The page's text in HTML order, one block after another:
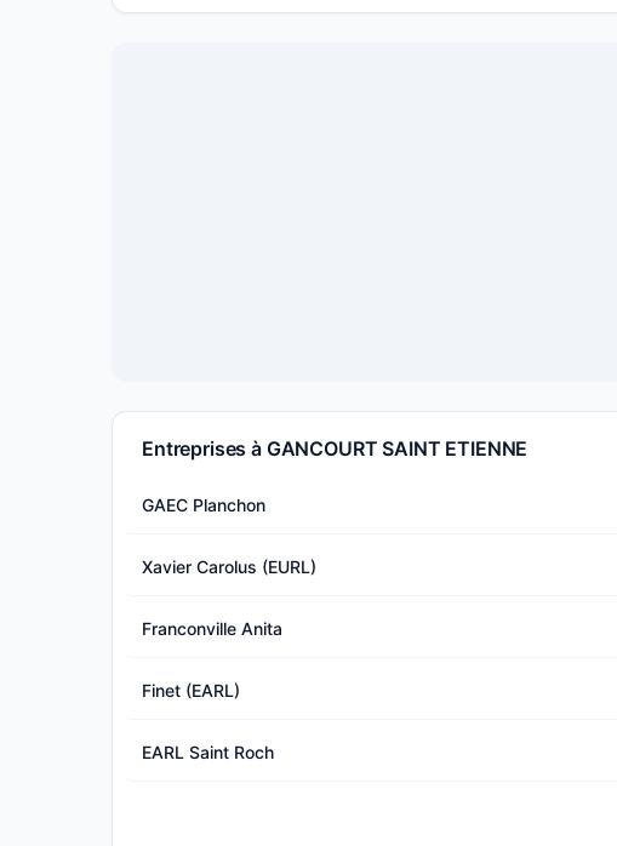
Entreprises à GANCOURT SAINT ETIENNE
GAEC Planchon
Xavier Carolus (EURL)
Franconville Anita
Finet (EARL)
EARL Saint Roch